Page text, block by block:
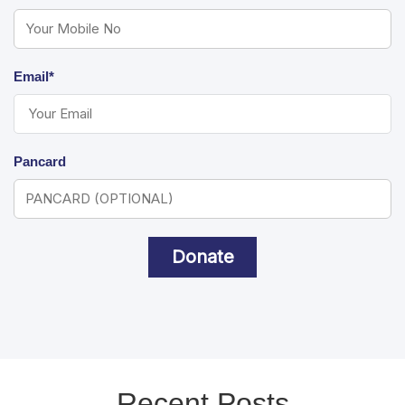
Email*
Pancard
Donate